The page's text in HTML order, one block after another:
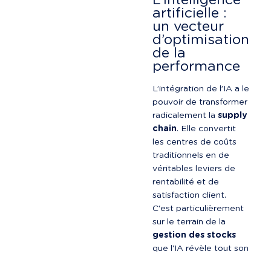
artificielle :
un vecteur
d’optimisation
de la
performance
L’intégration de l’IA a le
pouvoir de transformer
radicalement la supply
chain. Elle convertit
les centres de coûts
traditionnels en de
véritables leviers de
rentabilité et de
satisfaction client.
C'est particulièrement
sur le terrain de la
gestion des stocks
que l'IA révèle tout son